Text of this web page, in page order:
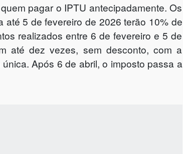
pagar o IPTU antecipadamente. Os
5 de fevereiro de 2026 terão 10% de
realizados entre 6 de fevereiro e 5 de
até dez vezes, sem desconto, com a
Após 6 de abril, o imposto passa a